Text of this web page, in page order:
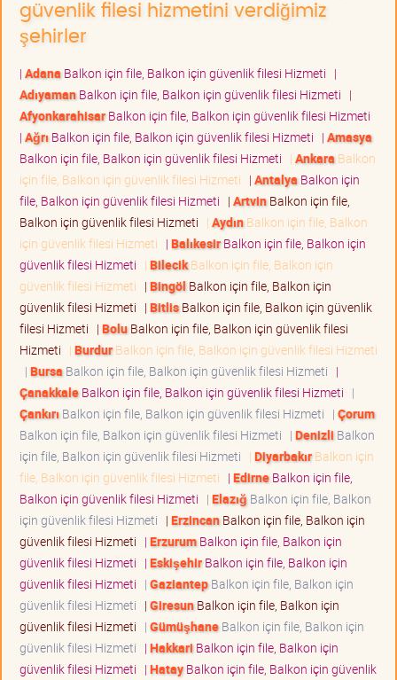
güvenlik filesi hizmetini verdiğimiz
şehirler
| Adana Balkon için file, Balkon için güvenlik filesi Hizmeti |
AdıyamanBalkon için file, Balkon için güvenlik filesi Hizmeti |
AfyonkarahisarBalkon için file, Balkon için güvenlik filesi Hizmeti
| Ağrı Balkon için file, Balkon için güvenlik filesi Hizmeti | Amasya
Balkon için file, Balkon için güvenlik filesi Hizmeti | Ankara Balkon
için file, Balkon için güvenlik filesi Hizmeti | Antalya Balkon için
file, Balkon için güvenlik filesi Hizmeti | ArtvinBalkon için file,
Balkon için güvenlik filesi Hizmeti | AydınBalkon için file, Balkon
için güvenlik filesi Hizmeti | BalıkesirBalkon için file, Balkon için
güvenlik filesi Hizmeti | BilecikBalkon için file, Balkon için
güvenlik filesi Hizmeti | Bingöl Balkon için file, Balkon için
güvenlik filesi Hizmeti | BitlisBalkon için file, Balkon için güvenlik
filesi Hizmeti | BoluBalkon için file, Balkon için güvenlik filesi
Hizmeti | BurdurBalkon için file, Balkon için güvenlik filesi Hizmeti
| Bursa Balkon için file, Balkon için güvenlik filesi Hizmeti |
ÇanakkaleBalkon için file, Balkon için güvenlik filesi Hizmeti |
Çankırı Balkon için file, Balkon için güvenlik filesi Hizmeti | Çorum
Balkon için file, Balkon için güvenlik filesi Hizmeti | Denizli Balkon
için file, Balkon için güvenlik filesi Hizmeti | DiyarbakırBalkon için
file, Balkon için güvenlik filesi Hizmeti | EdirneBalkon için file,
Balkon için güvenlik filesi Hizmeti | Elazığ Balkon için file, Balkon
için güvenlik filesi Hizmeti | ErzincanBalkon için file, Balkon için
güvenlik filesi Hizmeti | ErzurumBalkon için file, Balkon için
güvenlik filesi Hizmeti | EskişehirBalkon için file, Balkon için
güvenlik filesi Hizmeti | GaziantepBalkon için file, Balkon için
güvenlik filesi Hizmeti | GiresunBalkon için file, Balkon için
güvenlik filesi Hizmeti | GümüşhaneBalkon için file, Balkon için
güvenlik filesi Hizmeti | Hakkari Balkon için file, Balkon için
güvenlik filesi Hizmeti | HatayBalkon için file, Balkon için güvenlik